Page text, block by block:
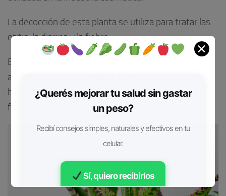
La decocción de esta planta se utiliza para tratar las
otitis, la diarrea y la fiebre.
Entre sus compuestos se encuentran: el ácido
ascórbico, isocítrico, málico, tártricos libres,
bufadienólidos, alcaloides, oxalato de calcio,
flavonoides, antocianinas y taninos.
✕
¿Querés mejorar tu salud sin gastar
un peso?
Recibí consejos simples, naturales y efectivos en tu
celular.
Sí, quiero recibirlos